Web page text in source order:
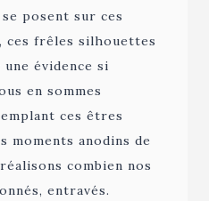
posent sur ces
ces frêles silhouettes
une évidence si
en sommes
ces êtres
moments anodins de
combien nos
entravés.